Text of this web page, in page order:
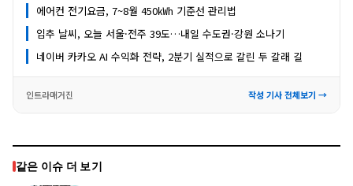
에어컨 전기요금, 7~8월 450㎾h 기준선 관리법
입추 날씨, 오늘 서울·전주 39도…내일 수도권·강원 소나기
네이버 카카오 AI 수익화 전략, 2분기 실적으로 갈린 두 갈래 길
인트라매거진 작성 기사 전체보기 →
같은 이슈 더 보기